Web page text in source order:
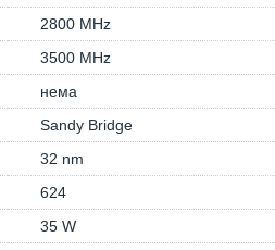
2800 MHz
3500 MHz
нема
Sandy Bridge
32 nm
624
35 W